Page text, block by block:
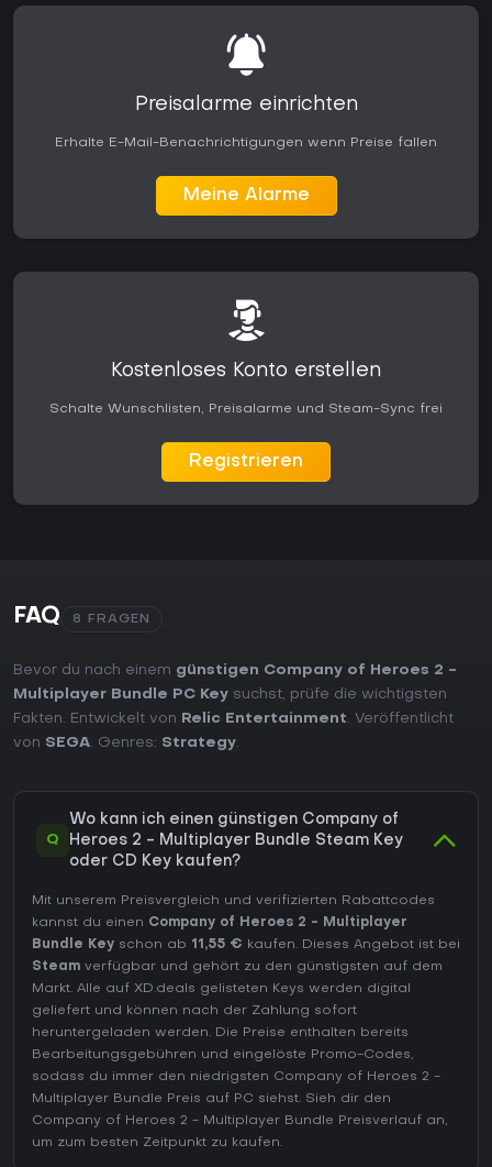
Preisalarme einrichten
Erhalte E-Mail-Benachrichtigungen wenn Preise fallen
Meine Alarme
Kostenloses Konto erstellen
Schalte Wunschlisten, Preisalarme und Steam-Sync frei
Registrieren
FAQ 8 FRAGEN
Bevor du nach einem günstigen Company of Heroes 2 -
Multiplayer Bundle PC Key suchst, prüfe die wichtigsten
Fakten. Entwickelt von
Relic Entertainment. Veröffentlicht
von SEGA. Genres: Strategy.
Q
Wo kann ich einen günstigen Company of
Heroes 2 - Multiplayer Bundle Steam Key
oder CD Key kaufen?
Mit unserem Preisvergleich und verifizierten Rabattcodes
kannst du einen Company of Heroes 2 - Multiplayer
Bundle Key schon ab 11,55 € kaufen. Dieses Angebot ist bei
Steam verfügbar und gehört zu den günstigsten auf dem
Markt. Alle auf XD.deals gelisteten Keys werden digital
geliefert und können nach der Zahlung sofort
heruntergeladen werden. Die Preise enthalten bereits
Bearbeitungsgebühren und eingelöste Promo-Codes,
sodass du immer den niedrigsten Company of Heroes 2 -
Multiplayer Bundle Preis auf PC siehst. Sieh dir den
Company of Heroes 2 - Multiplayer Bundle Preisverlauf an,
um zum besten Zeitpunkt zu kaufen.